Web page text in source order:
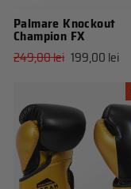
Palmare Knockout
Champion FX
Pret
249,00 lei Pret
199,00 lei